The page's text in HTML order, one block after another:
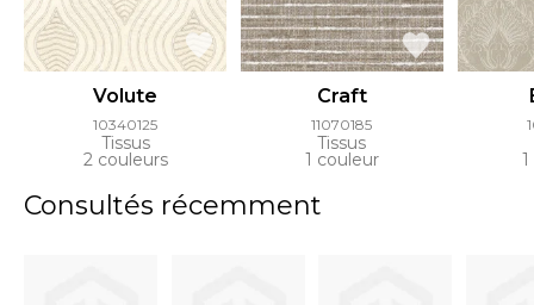
Volute
10340125
Tissus
2 couleurs
Craft
11070185
Tissus
1 couleur
Consultés récemment